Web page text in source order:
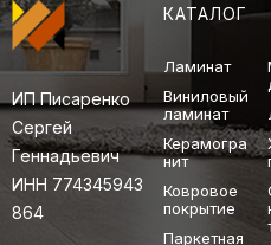
ИП Писаренко
Сергей
Геннадьевич
ИНН 774345943
864
КАТАЛОГ
Ламинат
Виниловый
ламинат
Керамогра
нит
Ковровое
покрытие
Паркетная